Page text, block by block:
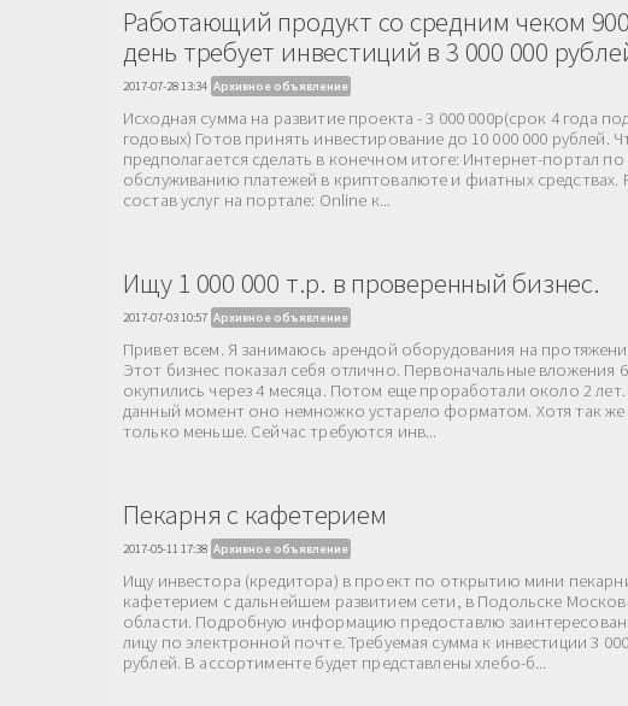
Работающий продукт со средним чеком
день требует инвестиций в 3 000 000
2017-07-28 13:34 Архивное объявление
Исходная cумма на развитие проекта - 3 000 000р(срок 4 года
годовых) Готов принять инвестирование до 10 000 000 рублей.
предполагается сделать в конечном итоге: Интернет-портал
обслуживанию платежей в криптовалюте и фиатных средствах.
состав услуг на портале: Online к...
Ищу 1 000 000 т.р. в проверенный бизнес.
2017-07-03 10:57 Архивное объявление
Привет всем. Я занимаюсь арендой оборудования на
Этот бизнес показал себя отлично. Первоначальные вложения
окупились через 4 месяца. Потом еще проработали около 2
данный момент оно немножко устарело форматом. Хотя так же
только меньше. Сейчас требуются инв...
Пекарня с кафетерием
2017-05-11 17:38 Архивное объявление
Ищу инвестора (кредитора) в проект по открытию мини
кафетерием с дальнейшем развитием сети, в Подольске
области. Подробную информацию предоставлю
лицу по электронной почте. Требуемая сумма к инвестиции 3
рублей. В ассортименте будет представлены хлебо-б...